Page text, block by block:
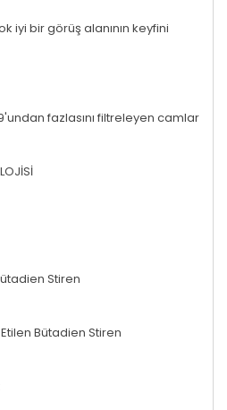
iyi bir görüş alanının keyfini
fazlasını filtreleyen camlar
Stiren
Bütadien Stiren